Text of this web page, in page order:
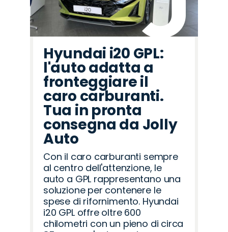
Hyundai i20 GPL:
l'auto adatta a
fronteggiare il
caro carburanti.
Tua in pronta
consegna da Jolly
Auto
Con il caro carburanti sempre
al centro dell'attenzione, le
auto a GPL rappresentano una
soluzione per contenere le
spese di rifornimento. Hyundai
i20 GPL offre oltre 600
chilometri con un pieno di circa